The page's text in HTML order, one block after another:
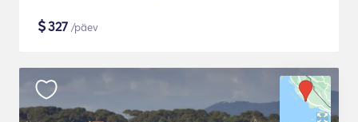
$327 /päev